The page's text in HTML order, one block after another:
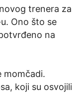
trenera za
Ono što se
na
momčadi.
koji su osvojili